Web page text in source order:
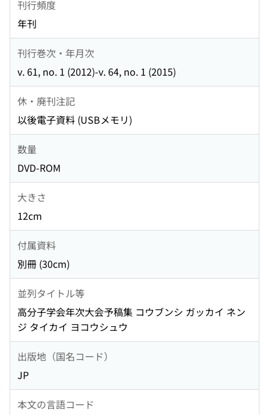
刊行頻度
年刊
刊行巻次・年月次
v. 61, no. 1 (2012)-v. 64, no. 1 (2015)
休・廃刊注記
以後電子資料 (USBメモリ)
数量
DVD-ROM
大きさ
12cm
付属資料
別冊 (30cm)
並列タイトル等
高分子学会年次大会予稿集 コウブンシ ガッカイ ネン
ジ タイカイ ヨコウシュウ
出版地（国名コード）
JP
本文の言語コード